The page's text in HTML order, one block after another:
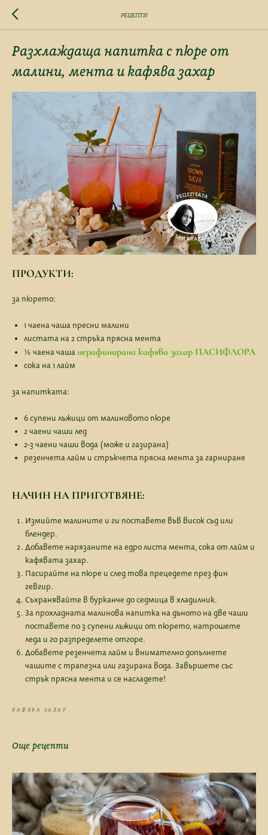
РЕЦЕПТИ
Разхлаждаща напитка с пюре от
малини, мента и кафява захар
ПРОДУКТИ:
за пюрето:
1 чаена чаша пресни малини
листата на 2 стръка прясна мента
⅓ чаена чашанерафинирана кафява захар ПАСИФЛОРА
сока на 1 лайм
за напитката:
6 супени лъжици от малиновото пюре
2 чаени чаши лед
2-3 чаени чаши вода (може и газирана)
резенчета лайм и стръкчета прясна мента за гарниране
НАЧИН НА ПРИГОТВЯНЕ:
Измийте малините и ги поставете във висок съд или
блендер.
Добавете нарязаните на едро листа мента, сока от лайм и
кафявата захар.
Пасирайте на пюре и след това прецедете през фин
гевгир.
Съхранявайте в бурканче до седмица в хладилник.
За прохладната малинова напитка на дъното на две чаши
поставете по 3 супени лъжици от пюрето, натрошете
леда и го разпределете отгоре.
Добавете резенчета лайм и внимателно допълнете
чашите с трапезна или газирана вода. Завършете със
стрък прясна мента и се насладете!
КАФЯВА ЗАХАР
Още рецепти